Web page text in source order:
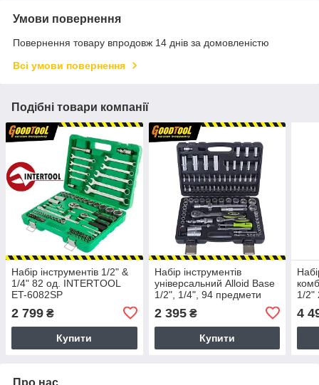
Умови повернення
Повернення товару впродовж 14 днів за домовленістю
Всі умови повернення
Подібні товари компанії
Набір інструментів 1/2" &
1/4" 82 од. INTERTOOL
ET-6082SP
2 799 ₴
Купити
Набір інструментів
універсальний Alloid Base
1/2", 1/4", 94 предмети
2 395₴
Купити
1/2"
4
Про нас